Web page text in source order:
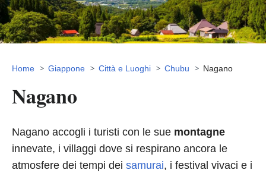
Home Giappone Città e Luoghi Chubu Nagano
Nagano
Nagano accogli i turisti con le sue montagne
innevate, i villaggi dove si respirano ancora le
atmosfere dei tempi dei samurai, i festival vivaci e i